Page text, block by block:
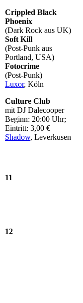
Crippled Black
Phoenix
(Dark Rock aus UK)
Soft Kill
(Post-Punk aus
Portland, USA)
Fotocrime
(Post-Punk)
Luxor, Köln
Culture Club
mit DJ Dalecooper
Beginn: 20:00 Uhr;
Eintritt: 3,00 €
Shadow, Leverkusen
11
12